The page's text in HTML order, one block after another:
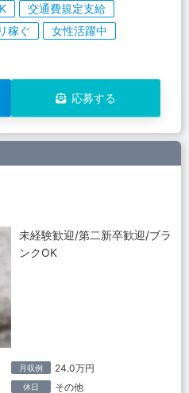
交通費規定支給
稼ぐ
女性活躍中
応募する
未経験歓迎/第二新卒歓迎/ブラ
ンクOK
月収例 24.0万円
休日 その他